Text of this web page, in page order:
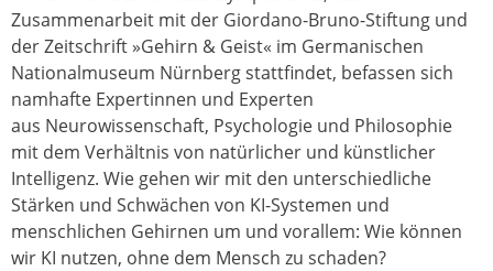
Zusammenarbeit mit der Giordano-Bruno-Stiftung und
der Zeitschrift »Gehirn & Geist« im Germanischen
Nationalmuseum Nürnberg stattfindet, befassen sich
namhafte Expertinnen und Experten
aus Neurowissenschaft, Psychologie und Philosophie
mit dem Verhältnis von natürlicher und künstlicher
Intelligenz. Wie gehen wir mit den unterschiedliche
Stärken und Schwächen von KI-Systemen und
menschlichen Gehirnen um und vorallem: Wie können
wir KI nutzen, ohne dem Mensch zu schaden?